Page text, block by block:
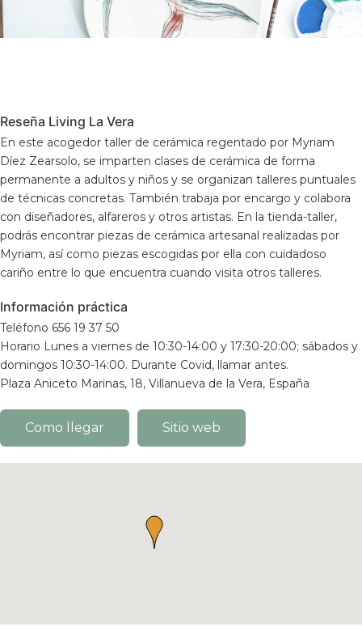
Reseña Living La Vera
En este acogedor taller de cerámica regentado por Myriam
Díez Zearsolo, se imparten clases de cerámica de forma
permanente a adultos y niños y se organizan talleres puntuales
de técnicas concretas. También trabaja por encargo y colabora
con diseñadores, alfareros y otros artistas. En la tienda-taller,
podrás encontrar piezas de cerámica artesanal realizadas por
Myriam, así como piezas escogidas por ella con cuidadoso
cariño entre lo que encuentra cuando visita otros talleres.
Información práctica
Teléfono 656 19 37 50
Horario Lunes a viernes de 10:30-14:00 y 17:30-20:00; sábados y
domingos 10:30-14:00. Durante Covid, llamar antes.
Plaza Aniceto Marinas, 18, Villanueva de la Vera, España
Como llegar Sitio web